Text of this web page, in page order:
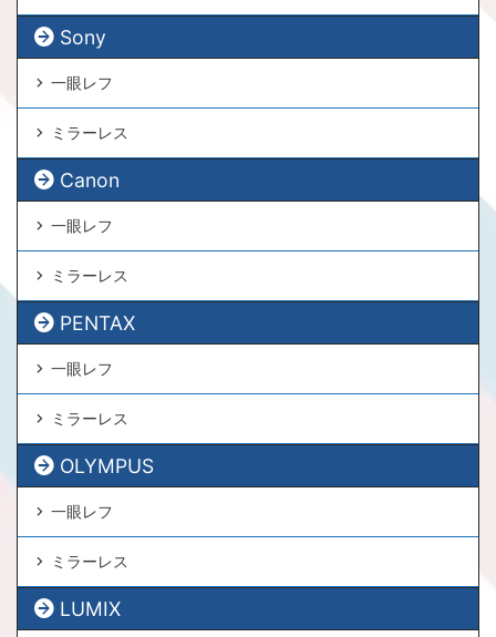
Sony
一眼レフ
ミラーレス
Canon
一眼レフ
ミラーレス
PENTAX
一眼レフ
ミラーレス
OLYMPUS
一眼レフ
ミラーレス
LUMIX